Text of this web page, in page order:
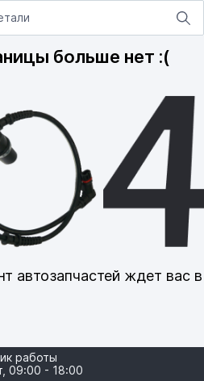
больше нет :(
автозапчастей ждет вас в
работы
09:00 - 18:00